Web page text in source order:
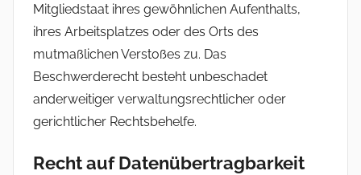
Mitgliedstaat ihres gewöhnlichen Aufenthalts,
ihres Arbeitsplatzes oder des Orts des
mutmaßlichen Verstoßes zu. Das
Beschwerderecht besteht unbeschadet
anderweitiger verwaltungsrechtlicher oder
gerichtlicher Rechtsbehelfe.
Recht auf Daten­übertrag­barkeit